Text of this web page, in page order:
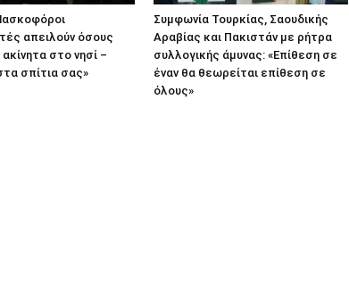
απειλούν όσους
στο νησί –
σπίτια σας»
Συμφωνία Τουρκίας, Σαουδικής
Αραβίας και Πακιστάν με ρήτρα
συλλογικής άμυνας: «Επίθεση σε
έναν θα θεωρείται επίθεση σε
όλους»